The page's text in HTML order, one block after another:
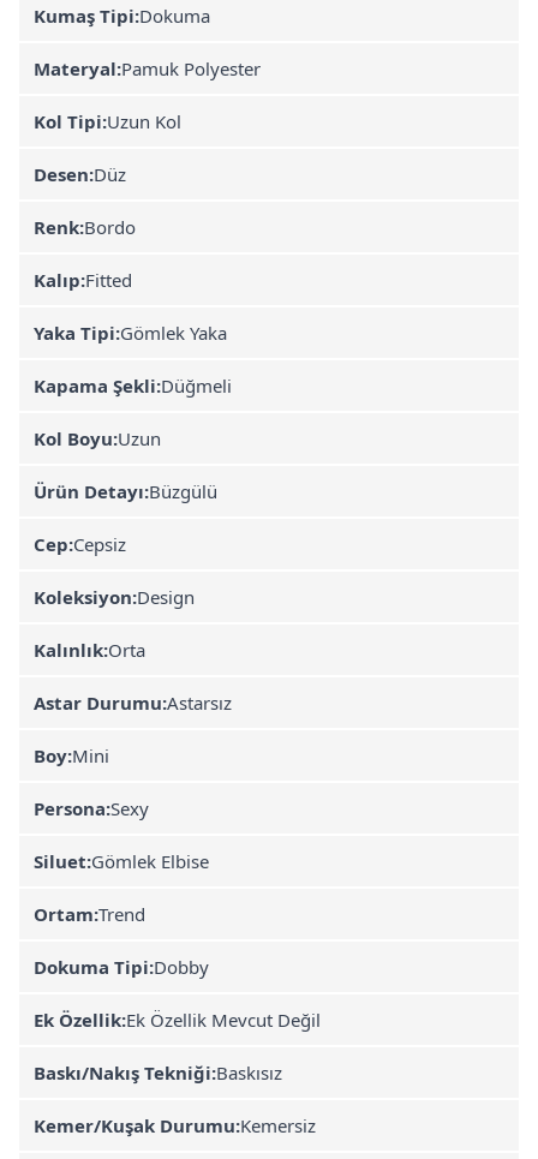
Kumaş Tipi:Dokuma
Materyal:Pamuk Polyester
Kol Tipi:Uzun Kol
Desen:Düz
Renk:Bordo
Kalıp:Fitted
Yaka Tipi:Gömlek Yaka
Kapama Şekli:Düğmeli
Kol Boyu:Uzun
Ürün Detayı:Büzgülü
Cep:Cepsiz
Koleksiyon:Design
Kalınlık:Orta
Astar Durumu:Astarsız
Boy:Mini
Persona:Sexy
Siluet:Gömlek Elbise
Ortam:Trend
Dokuma Tipi:Dobby
Ek Özellik:Ek Özellik Mevcut Değil
Baskı/Nakış Tekniği:Baskısız
Kemer/Kuşak Durumu:Kemersiz